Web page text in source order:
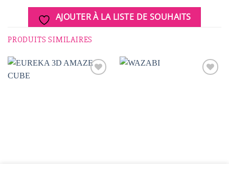
AJOUTER À LA LISTE DE SOUHAITS
PRODUITS SIMILAIRES